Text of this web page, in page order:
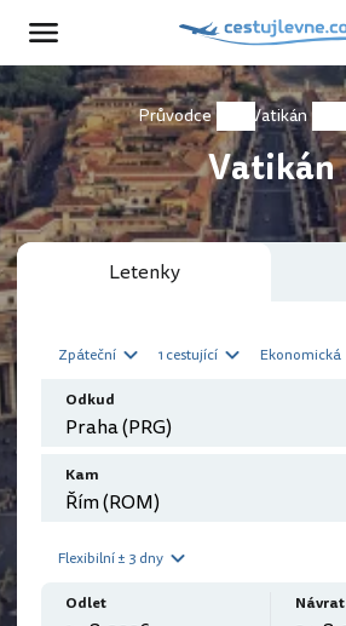
Průvodce Vatikán
Vatikán
Letenky
Zpáteční 1 cestující Ekonomická
Odkud
Kam
Flexibilní ± 3 dny
Odlet Návrat